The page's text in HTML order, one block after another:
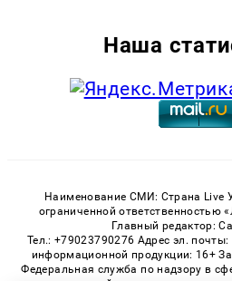
Наша
Наименование СМИ: Страна Live
ограниченной ответственностью
Главный редактор:
Тел.: +79023790276 Адрес эл.
информационной продукции: 16+
Федеральная служба по надзору в